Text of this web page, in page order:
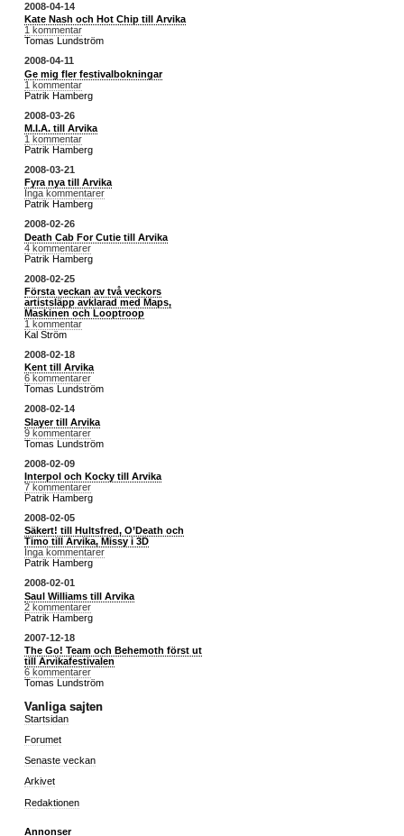
2008-04-14
Kate Nash och Hot Chip till Arvika
1 kommentar
Tomas Lundström
2008-04-11
Ge mig fler festivalbokningar
1 kommentar
Patrik Hamberg
2008-03-26
M.I.A. till Arvika
1 kommentar
Patrik Hamberg
2008-03-21
Fyra nya till Arvika
Inga kommentarer
Patrik Hamberg
2008-02-26
Death Cab For Cutie till Arvika
4 kommentarer
Patrik Hamberg
2008-02-25
Första veckan av två veckors
artistsläpp avklarad med Maps,
Maskinen och Looptroop
1 kommentar
Kal Ström
2008-02-18
Kent till Arvika
6 kommentarer
Tomas Lundström
2008-02-14
Slayer till Arvika
9 kommentarer
Tomas Lundström
2008-02-09
Interpol och Kocky till Arvika
7 kommentarer
Patrik Hamberg
2008-02-05
Säkert! till Hultsfred, O’Death och
Timo till Arvika, Missy i 3D
Inga kommentarer
Patrik Hamberg
2008-02-01
Saul Williams till Arvika
2 kommentarer
Patrik Hamberg
2007-12-18
The Go! Team och Behemoth först ut
till Arvikafestivalen
6 kommentarer
Tomas Lundström
Vanliga sajten
Startsidan
Forumet
Senaste veckan
Arkivet
Redaktionen
Annonser